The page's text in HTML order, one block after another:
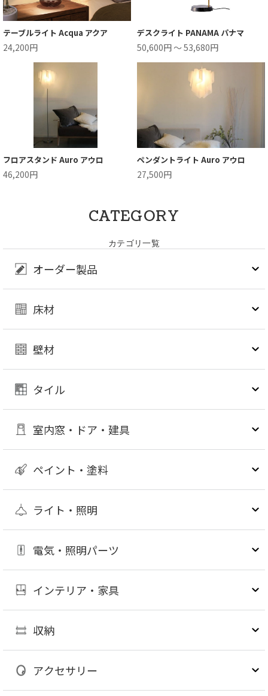
テーブルライト Acqua アクア
24,200円
デスクライト PANAMA パナマ
50,600円 ～ 53,680円
フロアスタンド Auro アウロ
46,200円
ペンダントライト Auro アウロ
27,500円
CATEGORY
カテゴリ一覧
オーダー製品
床材
壁材
タイル
室内窓・ドア・建具
ペイント・塗料
ライト・照明
電気・照明パーツ
インテリア・家具
収納
アクセサリー